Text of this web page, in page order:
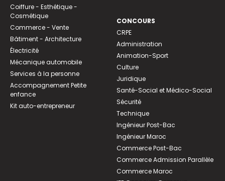
Coiffure - Esthétique -
Cosmétique
Commerce - Vente
Bâtiment - Architecture
Électricité
Mécanique automobile
Services à la personne
Accompagnement Petite
enfance
Kit auto-entrepreneur
CONCOURS
CRPE
Administration
Animation-Sport
Culture
Juridique
Santé-Social et Médico-Social
Sécurité
Technique
Ingénieur Post-Bac
Ingénieur Maroc
Commerce Post-Bac
Commerce Admission Parallèle
Commerce Maroc